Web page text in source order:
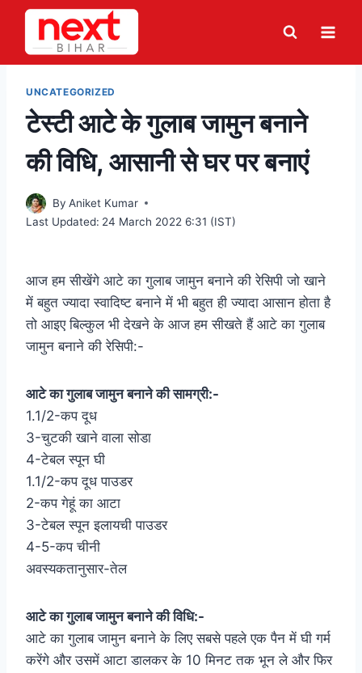
Skip
content
UNCATEGORIZED
टेस्टी आटे के गुलाब जामुन बनाने
की विधि, आसानी से घर पर बनाएं
By Aniket Kumar
Last Updated: 24 March 2022 6:31 (IST)
आज हम सीखेंगे आटे का गुलाब जामुन बनाने की रेसिपी जो खाने
में बहुत ज्यादा स्वादिष्ट बनाने में भी बहुत ही ज्यादा आसान होता है
तो आइए बिल्कुल भी देखने के आज हम सीखते हैं आटे का गुलाब
जामुन बनाने की रेसिपी:-
आटे का गुलाब जामुन बनाने की सामग्री:-
1.1/2-कप दूध
3-चुटकी खाने वाला सोडा
4-टेबल स्पून घी
1.1/2-कप दूध पाउडर
2-कप गेहूं का आटा
3-टेबल स्पून इलायची पाउडर
4-5-कप चीनी
अवस्यकतानुसार-तेल
आटे का गुलाब जामुन बनाने की विधि:-
आटे का गुलाब जामुन बनाने के लिए सबसे पहले एक पैन में घी गर्म
करेंगे और उसमें आटा डालकर के 10 मिनट तक भून ले और फिर